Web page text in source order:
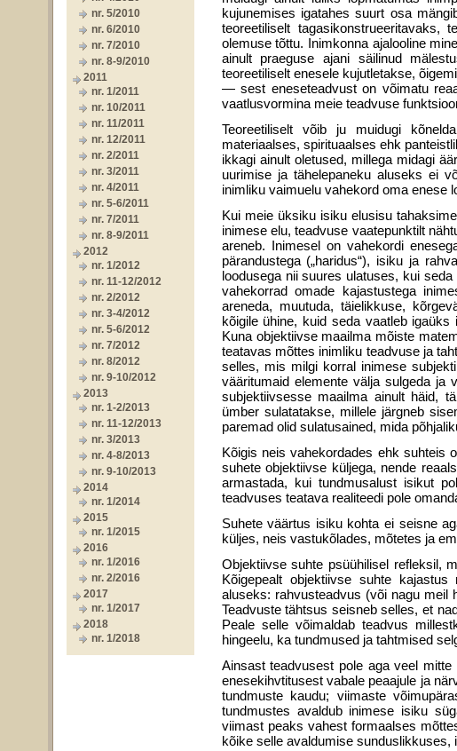
nr. 5/2010
nr. 6/2010
nr. 7/2010
nr. 8-9/2010
2011
nr. 1/2011
nr. 10/2011
nr. 11/2011
nr. 12/2011
nr. 2/2011
nr. 3/2011
nr. 4/2011
nr. 5-6/2011
nr. 7/2011
nr. 8-9/2011
2012
nr. 1/2012
nr. 11-12/2012
nr. 2/2012
nr. 3-4/2012
nr. 5-6/2012
nr. 7/2012
nr. 8/2012
nr. 9-10/2012
2013
nr. 1-2/2013
nr. 11-12/2013
nr. 3/2013
nr. 4-8/2013
nr. 9-10/2013
2014
nr. 1/2014
2015
nr. 1/2015
2016
nr. 1/2016
nr. 2/2016
2017
nr. 1/2017
2018
nr. 1/2018
kujunemises igatahes suurt osa
teoreetiliselt tagasikonstrueeritavaks,
olemuse tõttu. Inimkonna ajalooline
ainult praeguse ajani säilinud
teoreetiliselt enesele kujutletakse,
— sest eneseteadvust on võimatu
vaatlus­vormina meie teadvuse
Teoreetiliselt võib ju muidugi
materiaalses, spiritu­aalses ehk
ikkagi ainult oletused, millega midagi
uurimise ja tähelepaneku aluseks ei
inimliku vaimuelu vahekord oma enese
Kui meie üksiku isiku elusisu
inimese elu, teadvuse vaatepunktilt
areneb. Inimesel on vahekordi
pärandustega („haridus“), isiku ja
loodusega nii suures ulatuses, kui
vahekorrad omade kajastustega
areneda, muutuda, täielikkuse,
kõigile ühine, kuid seda vaatleb
Kuna objektiivse maailma mõiste
teatavas mõttes inimliku teadvuse ja
selles, mis milgi korral inimese
vääritumaid elemente välja sulgeda ja
subjektiivsesse maailma ainult häid,
ümber sulatatakse, millele järgneb
paremad olid sulatusained, mida
Kõigis neis vahekordades ehk suhteis
suhete objektiivse küljega, nende
armastada, kui tundmusalust isikut
teadvuses teatava realiteedi pole
Suhete väärtus isiku kohta ei seisne
küljes, neis vastukõlades, mõtetes ja
Objektiivse suhte psüühilisel refleksil,
Kõigepealt objektiivse suhte
aluseks: rahvusteadvus (või nagu meil
Teadvuste tähtsus seisneb selles, et
Peale selle võimaldab teadvus
hingeelu, ka tundmused ja tahtmised
Ainsast teadvusest pole aga veel mitte
enesekihvtitusest vabale peaajule ja
tundmuste kaudu; viimaste
tundmustes avaldub inimese isiku
viimast peaks vahest formaalses
kõike selle avaldumise